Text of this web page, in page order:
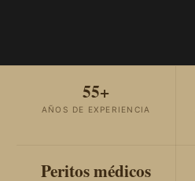
55+
AÑOS DE EXPERIENCIA
Peritos médicos